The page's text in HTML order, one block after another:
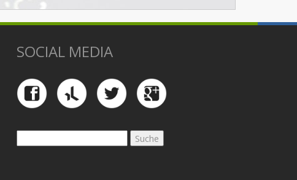
SOCIAL MEDIA